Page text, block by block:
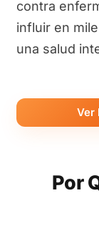
contra
influir en
una salud
Ver
Por